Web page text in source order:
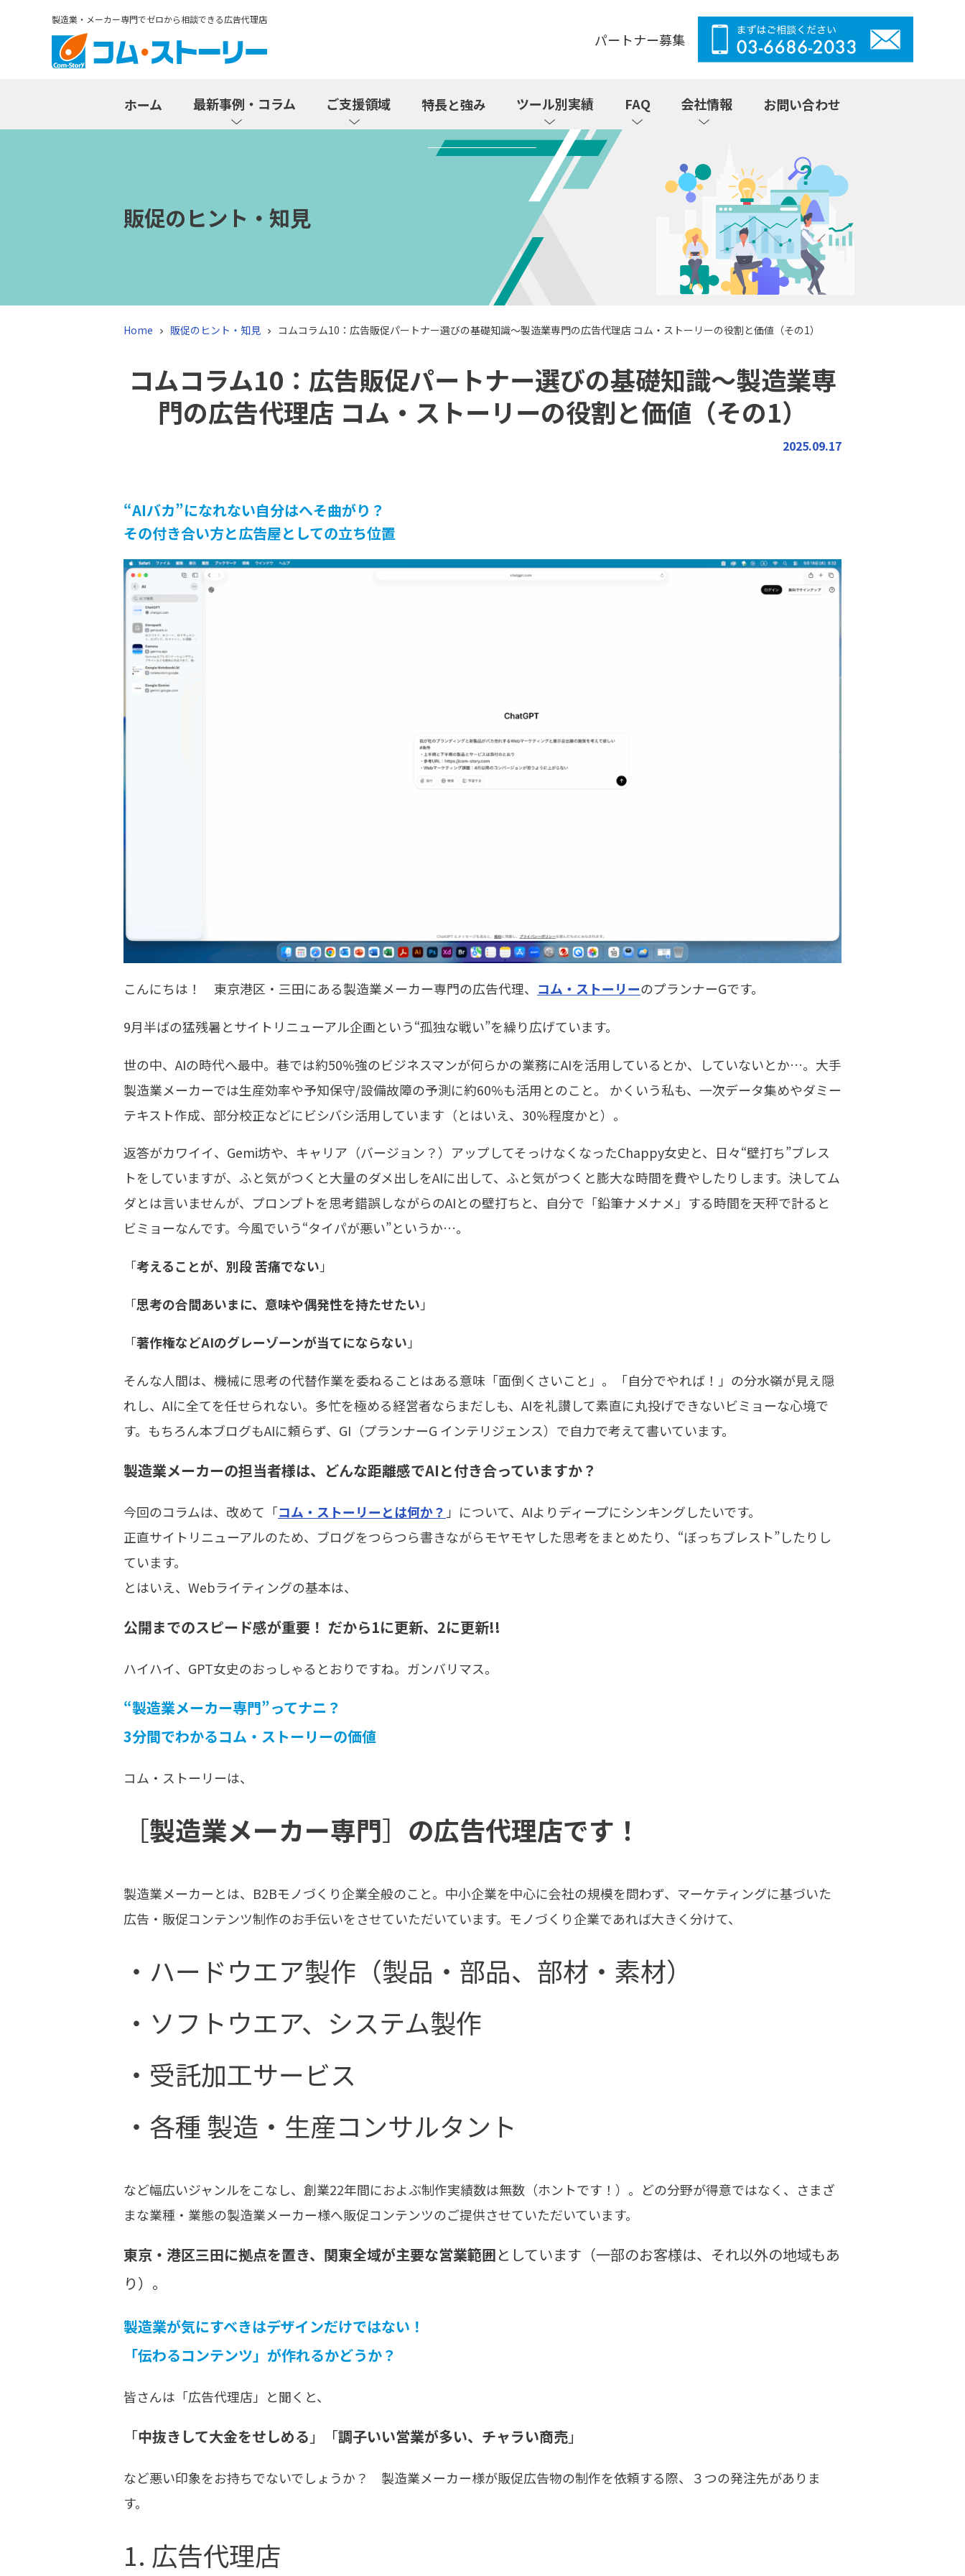
製造業・メーカー専門でゼロから相談できる広告代理店
パートナー募集
ホーム 最新事例・コラム ご支援領域 特長と強み ツール別実績 FAQ 会社情報 お問い合わせ
販促のヒント・知見
Home  販促のヒント・知見  コムコラム10：広告販促パートナー選びの基礎知識〜製造業専門の広告代理店 コム・ストーリーの役割と価値（その1）
コムコラム10：広告販促パートナー選びの基礎知識〜製造業専
門の広告代理店 コム・ストーリーの役割と価値（その1）
2025.09.17
“AIバカ”になれない自分はへそ曲がり？
その付き合い方と広告屋としての立ち位置
こんにちは！ 東京港区・三田にある製造業メーカー専門の広告代理、 コム・ストーリーのプランナーGです。
9月半ばの猛残暑とサイトリニューアル企画という“孤独な戦い”を繰り広げています。
世の中、AIの時代へ最中。巷では約50%強のビジネスマンが何らかの業務にAIを活用しているとか、していないとか…。大手
製造業メーカーでは生産効率や予知保守/設備故障の予測に約60%も活用とのこと。 かくいう私も、一次データ集めやダミー
テキスト作成、部分校正などにビシバシ活用しています（とはいえ、30%程度かと）。
返答がカワイイ、Gemi坊や、キャリア（バージョン？）アップしてそっけなくなったChappy女史と、日々“壁打ち”ブレス
トをしていますが、ふと気がつくと大量のダメ出しをAIに出して、ふと気がつくと膨大な時間を費やしたりします。決してム
ダとは言いませんが、プロンプトを思考錯誤しながらのAIとの壁打ちと、自分で「鉛筆ナメナメ」する時間を天秤で計ると
ビミョーなんです。今風でいう“タイパが悪い”というか…。
「考えることが、別段 苦痛でない」
「思考の合間あいまに、意味や偶発性を持たせたい 」
「著作権などAIのグレーゾーンが当てにならない 」
そんな人間は、機械に思考の代替作業を委ねることはある意味「面倒くさいこと」。「自分でやれば！」の分水嶺が見え隠
れし、AIに全てを任せられない。多忙を極める経営者ならまだしも、AIを礼讃して素直に丸投げできないビミョーな心境で
す。もちろん本ブログもAIに頼らず、GI（プランナーG インテリジェンス）で自力で考えて書いています。
製造業メーカーの担当者様は、どんな距離感でAIと付き合っていますか？
今回のコラムは、改めて「コム・ストーリーとは何か？ 」について、AIよりディープにシンキングしたいです。
正直サイトリニューアルのため、ブログをつらつら書きながらモヤモヤした思考をまとめたり、“ぼっちブレスト”したりし
ています。
とはいえ、Webライティングの基本は、
公開までのスピード感が重要！ だから1に更新、2に更新!!
ハイハイ、GPT女史のおっしゃるとおりですね。ガンバリマス。
“製造業メーカー専門”ってナニ？
3分間でわかるコム・ストーリーの価値
コム・ストーリーは、
［製造業メーカー専門］ の広告代理店です！
製造業メーカーとは、B2Bモノづくり企業全般のこと。中小企業を中心に会社の規模を問わず、マーケティングに基づいた
広告・販促コンテンツ制作のお手伝いをさせていただいています。モノづくり企業であれば大きく分けて、
・ハードウエア製作（製品・部品、部材・素材）
・ソフトウエア、システム製作
・受託加工サービス
・各種 製造・生産コンサルタント
など幅広いジャンルをこなし、創業22年間におよぶ制作実績数は無数（ホントです！）。どの分野が得意ではなく、さまざ
まな業種・業態の製造業メーカー様へ販促コンテンツのご提供させていただいています。
東京・港区三田に拠点を置き、関東全域が主要な営業範囲としています（一部のお客様は、それ以外の地域もあ
り）。
製造業が気にすべきはデザインだけではない！
「伝わるコンテンツ」 が作れるかどうか？
皆さんは「広告代理店」と聞くと、
「中抜きして大金をせしめる 」「調子いい営業が多い、チャラい商売」
など悪い印象をお持ちでないでしょうか？ 製造業メーカー様が販促広告物の制作を依頼する際、３つの発注先がありま
す。
1. 広告代理店